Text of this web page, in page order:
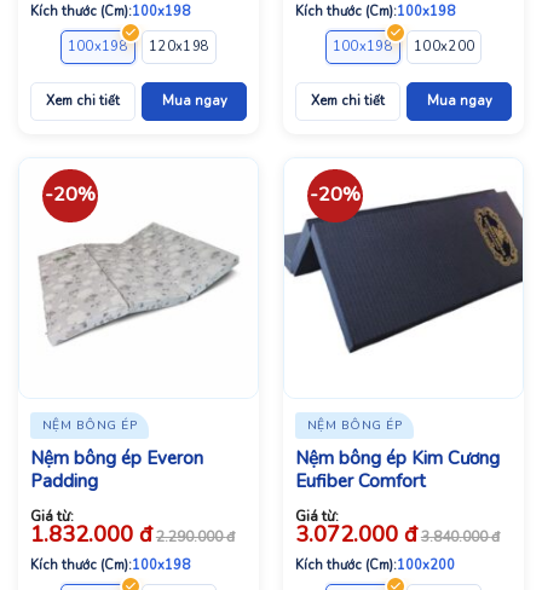
Kích thước (Cm):100x198
100x198
120x198 160x198 180x198
Xem chi tiết Mua ngay
Kích thước (Cm):100x198
100x198
100x200
Xem chi tiết Mua ngay
-20%
NỆM BÔNG ÉP
Nệm bông ép Everon
Padding
Giá từ:
1.832.000 đ 2.290.000đ
Kích thước (Cm):100x198
-20%
NỆM BÔNG ÉP
Nệm bông ép Kim Cương
Eufiber Comfort
Giá từ:
3.072.000 đ 3.840.000đ
Kích thước (Cm):100x200